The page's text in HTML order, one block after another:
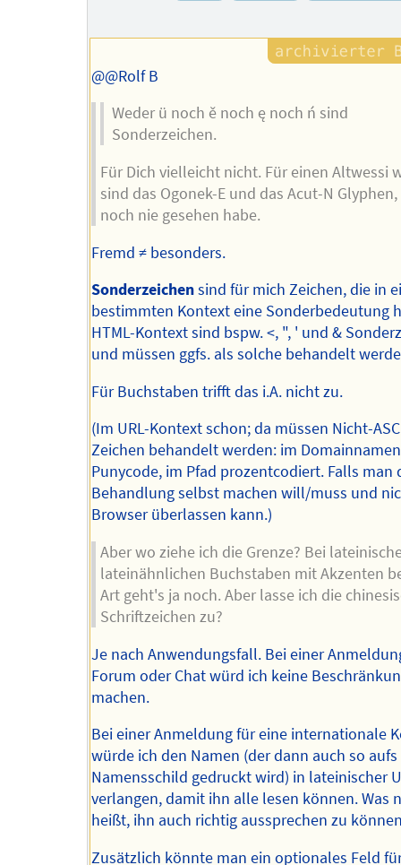
@@Rolf B
Weder ü noch ě noch ę noch ń sind
Sonderzeichen.
Für Dich vielleicht nicht. Für einen Altwessi
sind das Ogonek-E und das Acut-N
noch nie gesehen habe.
Fremd ≠ besonders.
Sonderzeichensind für mich Zeichen, die in
bestimmten Kontext eine Sonderbedeutung
HTML-Kontext sind bspw. <, ", ' und &
und müssen ggfs. als solche behandelt
Für Buchstaben trifft das i.A. nicht zu.
(Im URL-Kontext schon; da müssen Nicht-
Zeichen behandelt werden: im
Punycode, im Pfad prozentcodiert. Falls man
Behandlung selbst machen will/muss und
Browser überlassen kann.)
Aber wo ziehe ich die Grenze? Bei
lateinähnlichen Buchstaben mit Akzenten
Art geht's ja noch. Aber lasse ich die
Schriftzeichen zu?
Je nach Anwendungsfall. Bei einer
Forum oder Chat würd ich keine
machen.
Bei einer Anmeldung für eine internationale
würde ich den Namen (der dann auch so aufs
Namensschild gedruckt wird) in lateinischer
verlangen, damit ihn alle lesen können. Was
heißt, ihn auch richtig aussprechen zu
Zusätzlich könnte man ein optionales Feld